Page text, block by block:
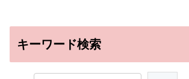
キーワード検索